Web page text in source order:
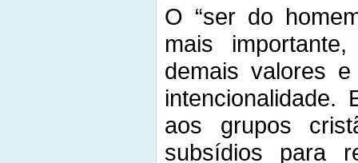
O “ser do
mais
demais valores
intencionalidade.
aos grupos
subsídios para